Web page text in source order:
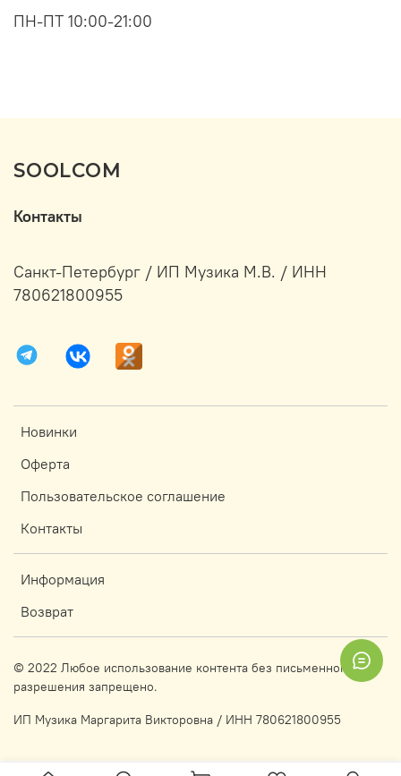
ПН-ПТ 10:00-21:00
SOOLCOM
Новинки
Оферта
Пользовательское соглашение
Контакты
Информация
Возврат
Контакты
Санкт-Петербург / ИП Музика М.В. / ИНН
780621800955
© 2022 Любое использование контента без письменного
разрешения запрещено.
ИП Музика Маргарита Викторовна / ИНН 780621800955